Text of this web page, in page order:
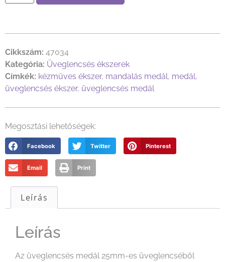
Cikkszám: 47034
Kategória: Üveglencsés ékszerek
Címkék: kézműves ékszer, mandalás medál, medál,
üveglencsés ékszer, üveglencsés medál
Megosztási lehetőségek:
Facebook Twitter Pinterest
Email Print
Leírás
Leírás
Az üveglencsés medál 25mm-es üveglencséből